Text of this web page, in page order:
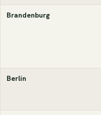
Brandenburg
Berlin